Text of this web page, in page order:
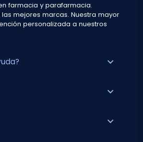
farmacia y parafarmacia.
mejores marcas. Nuestra mayor
personalizada a nuestros
expand_more
expand_more
expand_more